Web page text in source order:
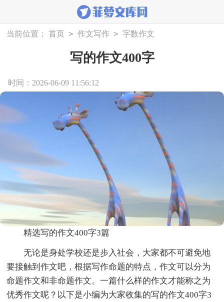
当前位置： 首页 > 作文写作 > 字数作文
写的作文400字
时间：2026-06-09 11:56:12
精选写的作文400字3篇
无论是身处学校还是步入社会，大家都不可避免地
要接触到作文吧，根据写作命题的特点，作文可以分为
命题作文和非命题作文。一篇什么样的作文才能称之为
优秀作文呢？以下是小编为大家收集的写的作文400字3